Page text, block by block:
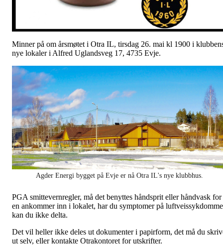
Minner på om årsmøtet i Otra IL, tirsdag 26. mai kl 1900 i
nye lokaler i Alfred Uglandsveg 17, 4735 Evje.
Agder Energi bygget på Evje er nå Otra IL's nye klubbhus.
PGA smittevernregler, må det benyttes håndsprit eller håndvask for
en ankommer inn i lokalet, har du symptomer på
kan du ikke delta.
Det vil heller ikke deles ut dokumenter i papirform, det må du
ut selv, eller kontakte Otrakontoret for utskrifter.